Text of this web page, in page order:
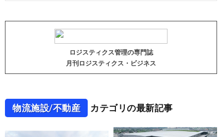
ロジスティクス管理の専門誌
月刊ロジスティクス・ビジネス
物流施設/不動産 カテゴリの最新記事